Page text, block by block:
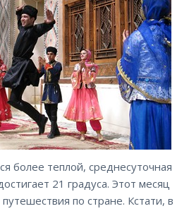
более теплой, среднесуточная
21 градуса. Этот месяц
по стране. Кстати, в